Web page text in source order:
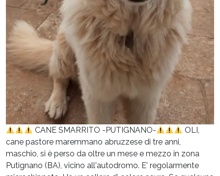
CANE SMARRITO -PUTIGNANO-
OLI,
cane pastore maremmano abruzzese di tre anni,
maschio, si è perso da oltre un mese e mezzo in zona
Putignano (BA), vicino all'autodromo. E' regolarmente